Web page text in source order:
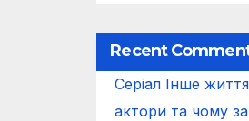
Recent
Серіал Інше
актори та чому